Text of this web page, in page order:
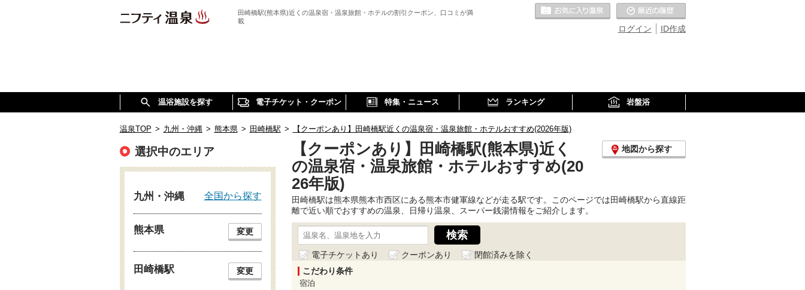
田崎橋駅(熊本県)近くの温泉宿・温泉旅館・ホテルの割引クーポン、口コミが満
載
ID作成
ログイン
お気に入りの温泉
温浴施設を探す 電子チケット・クーポン 特集・ニュース ランキング 岩盤浴
温泉TOP > 九州・沖縄 > 熊本県 > 田崎橋駅 > 【クーポンあり】田崎橋駅近くの温泉宿・温泉旅館・ホテルおすすめ(2026年版)
【クーポンあり】田崎橋駅(熊本県)近く
の温泉宿・温泉旅館・ホテルおすすめ(20
26年版)
地図から探す
田崎橋駅は熊本県熊本市西区にある熊本市健軍線などが走る駅です。このページでは田崎橋駅から直線距
離で近い順でおすすめの温泉、日帰り温泉、スーパー銭湯情報をご紹介します。
電子チケットあり クーポンあり
閉館済みを除く
こだわり条件
宿泊
選択中のエリア
九州・沖縄 全国から探す
熊本県 変更
田崎橋駅 変更